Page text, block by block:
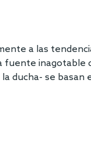
a las
fuente inagotable
ducha- se basan